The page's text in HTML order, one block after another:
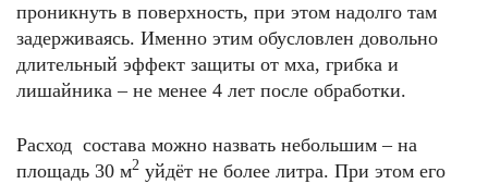
проникнуть в поверхность, при этом надолго там
задерживаясь. Именно этим обусловлен довольно
длительный эффект защиты от мха, грибка и
лишайника – не менее 4 лет после обработки.
Расход состава можно назвать небольшим – на
площадь 30 м2 уйдёт не более литра. При этом его